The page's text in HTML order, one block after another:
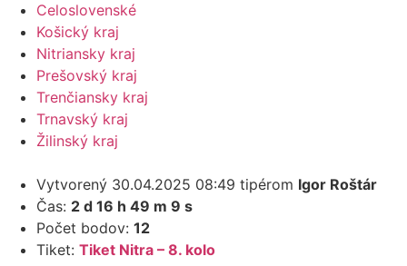
Celoslovenské
Košický kraj
Nitriansky kraj
Prešovský kraj
Trenčiansky kraj
Trnavský kraj
Žilinský kraj
Vytvorený 30.04.2025 08:49 tipérom Igor Roštár
Čas: 2 d 16 h 49 m 9 s
Počet bodov: 12
Tiket: Tiket Nitra – 8. kolo